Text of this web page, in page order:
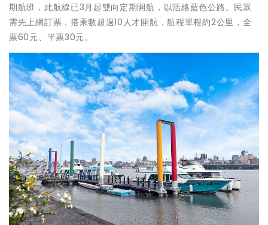
期航班，此航線已3月起雙向定期開航，以活絡藍色公路。民眾
需先上網訂票，搭乘數超過10人才開航，航程單程約2公里，全
票60元、半票30元。